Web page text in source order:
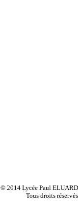
© 2014 Lycée Paul ELUARD
Tous droits réservés